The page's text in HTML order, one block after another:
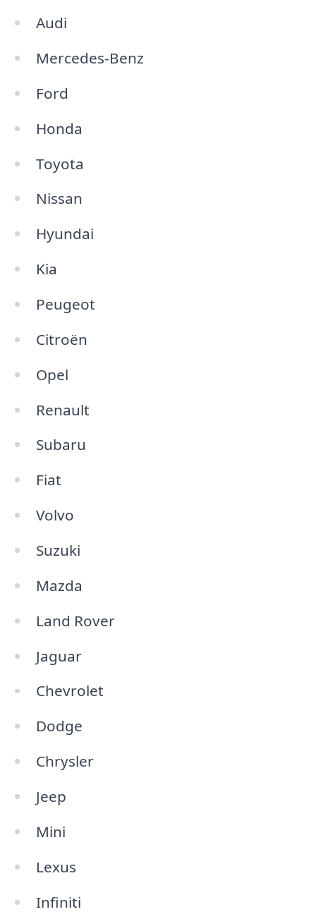
Audi
Mercedes-Benz
Ford
Honda
Toyota
Nissan
Hyundai
Kia
Peugeot
Citroën
Opel
Renault
Subaru
Fiat
Volvo
Suzuki
Mazda
Land Rover
Jaguar
Chevrolet
Dodge
Chrysler
Jeep
Mini
Lexus
Infiniti